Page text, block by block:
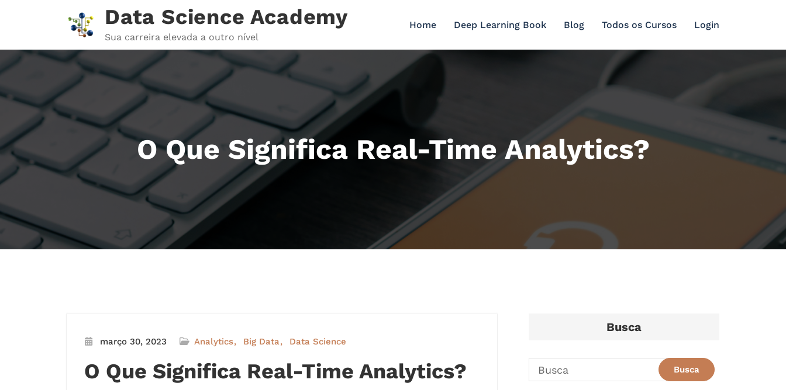
conteúdo
Data Science Academy
Sua carreira elevada a outro nível
Home Deep Learning Book Blog Todos os Cursos Login
O Que Significa Real-Time Analytics?
março 30, 2023 Analytics Big Data Data Science
O Que Significa Real-Time Analytics?
Busca